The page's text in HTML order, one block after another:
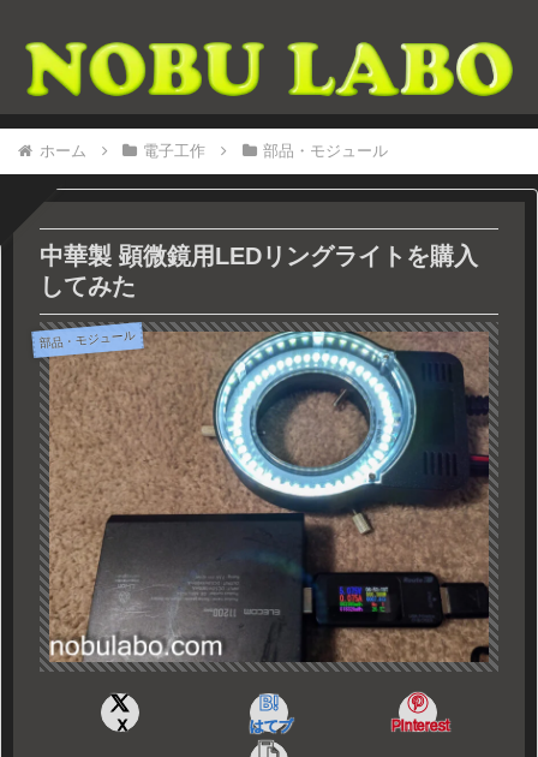
ホーム 電子工作 部品・モジュール
中華製 顕微鏡用LEDリングライトを購入
してみた
部品・モジュール
X はてブ Pinterest